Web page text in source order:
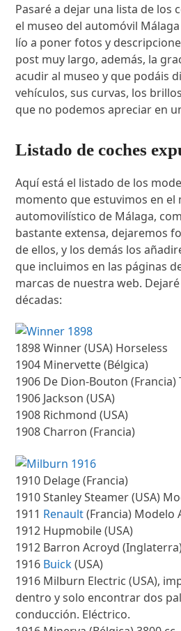
Pasaré a dejar una lista de los
el museo del automóvil
lío a poner fotos y
post muy largo, además, la
acudir al museo y que podáis
vehículos, sus curvas, los
que no podemos apreciar en
Listado de coches
Aquí está el listado de los
momento que estuvimos en el
automovilístico de Málaga,
bastante extensa, dejaremos
de ellos, y los demás los
que incluimos en las páginas
marcas de nuestra web.
décadas:
1898 Winner (USA) Horseless
1904 Minervette (Bélgica)
1906 De Dion-Bouton
1906 Jackson (USA)
1908 Richmond (USA)
1908 Charron (Francia)
1910 Delage (Francia)
1910 Stanley Steamer (USA)
1911 Renault(Francia) Modelo
1912 Hupmobile (USA)
1912 Barron Acroyd
1916 Buick(USA)
1916 Milburn Electric (USA),
dentro y solo encontrar dos
conducción. Eléctrico.